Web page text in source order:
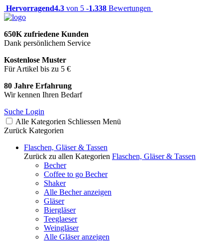
Hervorragend4.3 von 5 -1.338 Bewertungen
650K zufriedene Kunden
Dank persönlichem Service
Kostenlose Muster
Für Artikel bis zu 5 €
80 Jahre Erfahrung
Wir kennen Ihren Bedarf
Suche Login
Alle Kategorien Schliessen Menü
Zurück Kategorien
Flaschen, Gläser & Tassen
Zurück zu allen Kategorien Flaschen, Gläser & Tassen
Becher
Coffee to go Becher
Shaker
Alle Becher anzeigen
Gläser
Biergläser
Teeglaeser
Weingläser
Alle Gläser anzeigen